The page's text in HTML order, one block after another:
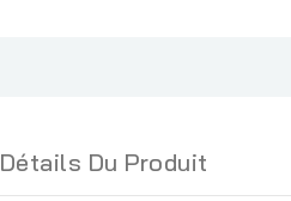
Détails Du Produit